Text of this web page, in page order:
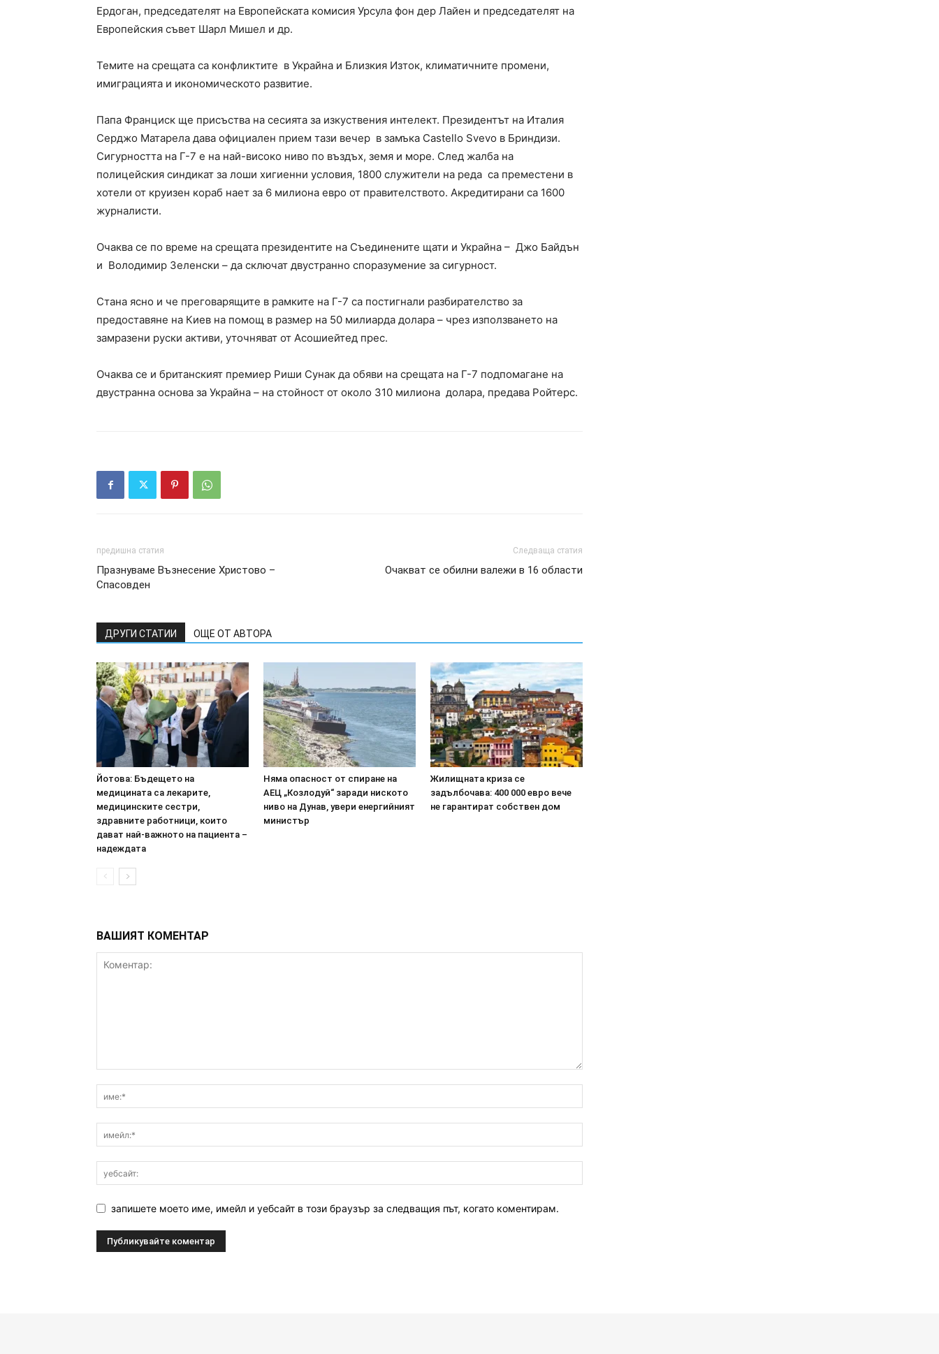
Ердоган, председателят на Европейската комисия Урсула фон дер Лайен и председателят на
Европейския съвет Шарл Мишел и др.
Темите на срещата са конфликтите в Украйна и Близкия Изток, климатичните промени,
имиграцията и икономическото развитие.
Папа Франциск ще присъства на сесията за изкуствения интелект. Президентът на Италия
Серджо Матарела дава официален прием тази вечер в замъка Castello Svevo в Бриндизи.
Сигурността на Г-7 е на най-високо ниво по въздъх, земя и море. След жалба на
полицейския синдикат за лоши хигиенни условия, 1800 служители на реда са преместени в
хотели от круизен кораб нает за 6 милиона евро от правителството. Акредитирани са 1600
журналисти.
Очаква се по време на срещата президентите на Съединените щати и Украйна – Джо Байдън
и Володимир Зеленски – да сключат двустранно споразумение за сигурност.
Стана ясно и че преговарящите в рамките на Г-7 са постигнали разбирателство за
предоставяне на Киев на помощ в размер на 50 милиарда долара – чрез използването на
замразени руски активи, уточняват от Асошиейтед прес.
Очаква се и британският премиер Риши Сунак да обяви на срещата на Г-7 подпомагане на
двустранна основа за Украйна – на стойност от около 310 милиона долара, предава Ройтерс.
предишна статия
Празнуваме Възнесение Христово –
Спасовден
Следваща статия
Очакват се обилни валежи в 16 области
ДРУГИ СТАТИИ ОЩЕ ОТ АВТОРА
Йотова: Бъдещето на
медицината са лекарите,
медицинските сестри,
здравните работници, които
дават най-важното на пациента –
надеждата
Няма опасност от спиране на
АЕЦ „Козлодуй“ заради ниското
ниво на Дунав, увери енергийният
министър
Жилищната криза се
задълбочава: 400 000 евро вече
не гарантират собствен дом
ВАШИЯТ КОМЕНТАР
запишете моето име, имейл и уебсайт в този браузър за следващия път, когато коментирам.